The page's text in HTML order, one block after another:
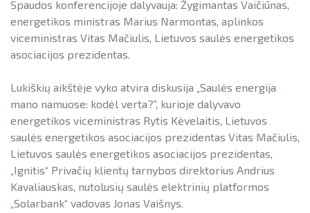
AIE gamybos įrenginių montuotojų
atestavimo sistema
Savivaldybių AIE naudojimo plėtros
Rekomendacijos saulės elektrinėms
įrengti ant stogo
Procedūros ir leidimai
Leidiniai
Teisinė aplinka
LEAPto11
StreamSAVEplus
Energijos tiekėjų ir įmonių sutaupymo
susitarimų įgyvendinimas
EVE skatinimo ir viešinimo darbai
EVE vertinimo įrankiai
Viešuosius interesus atitinkančių
paslaugų diferencijavimas
Teisinė aplinka
Spaudos konferencijoje dalyvauja: Žygimantas Vaičiūnas,
energetikos ministras Marius Narmontas, aplinkos
viceministras Vitas Mačiulis, Lietuvos saulės energetikos
asociacijos prezidentas.
Lukiškių aikštėje vyko atvira diskusija „Saulės energija
mano namuose: kodėl verta?”, kurioje dalyvavo
energetikos viceministras Rytis Kėvelaitis, Lietuvos
saulės energetikos asociacijos prezidentas Vitas Mačiulis,
Lietuvos saulės energetikos asociacijos prezidentas,
„Ignitis“ Privačių klientų tarnybos direktorius Andrius
Kavaliauskas, nutolusių saulės elektrinių platformos
„Solarbank“ vadovas Jonas Vaišnys.